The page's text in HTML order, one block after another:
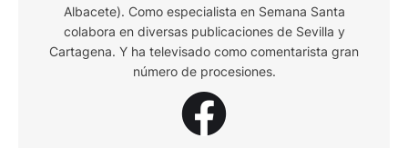
Albacete). Como especialista en Semana Santa
colabora en diversas publicaciones de Sevilla y
Cartagena. Y ha televisado como comentarista gran
número de procesiones.